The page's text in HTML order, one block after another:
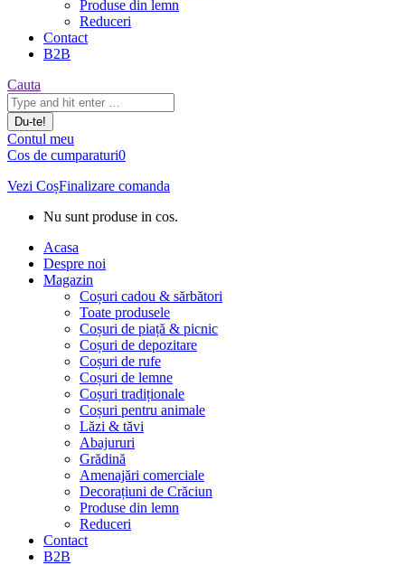
Produse din lemn
Reduceri
Contact
B2B
Căutare:
Cauta
Contul meu
Cos de cumparaturi0
Vezi CoșFinalizare comanda
Nu sunt produse in cos.
Acasa
Despre noi
Magazin
Coșuri cadou & sărbători
Toate produsele
Coșuri de piață & picnic
Coșuri de depozitare
Coșuri de rufe
Coșuri de lemne
Coșuri tradiționale
Coșuri pentru animale
Lăzi & tăvi
Abajururi
Grădină
Amenajări comerciale
Decorațiuni de Crăciun
Produse din lemn
Reduceri
Contact
B2B